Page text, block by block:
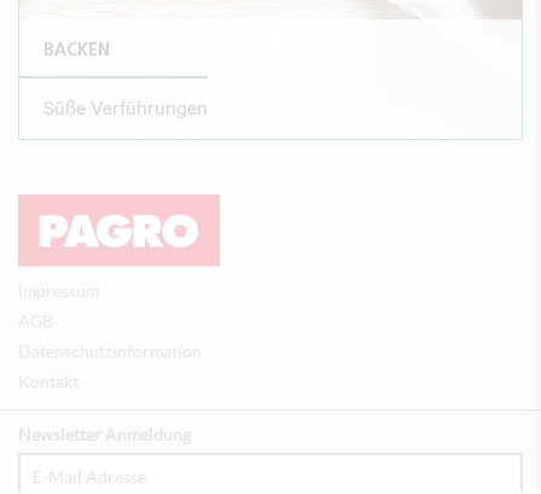
BACKEN
Süße Verführungen
Impressum
AGB
Datenschutzinformation
Kontakt
Newsletter Anmeldung